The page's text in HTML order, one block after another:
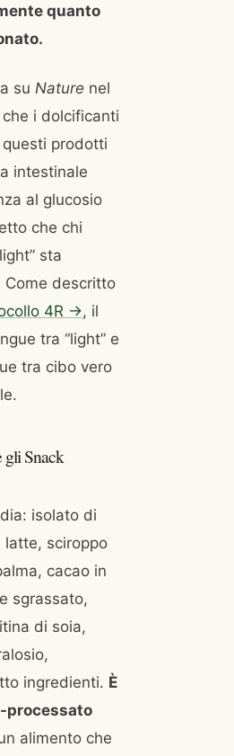
quanto
su Nature nel
i dolcificanti
prodotti
intestinale
al glucosio
che chi
sta
Come descritto
4R →, il
tra “light” e
tra cibo vero
gli Snack
isolato di
latte, sciroppo
cacao in
sgrassato,
di soia,
ingredienti. È
processato
alimento che